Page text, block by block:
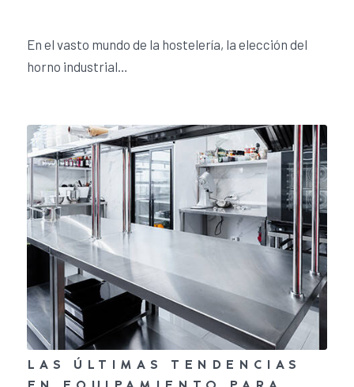
En el vasto mundo de la hostelería, la elección del
horno industrial…
LAS ÚLTIMAS TENDENCIAS